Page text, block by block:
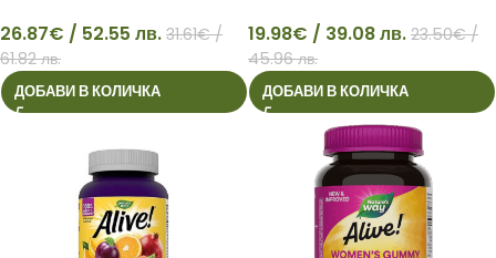
26
Алайв!
26.87€ / 52.55 лв. 31.61€/
61.82 лв.
ДОБАВИ В КОЛИЧКА
19
19.98€ / 39.08 лв. 23.50€/
45.96 лв.
ДОБАВИ В КОЛИЧКА